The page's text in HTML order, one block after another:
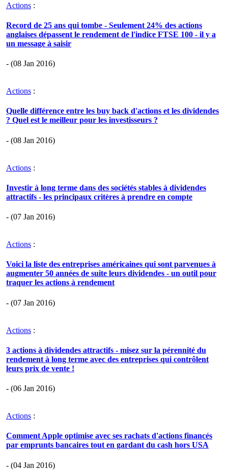
Actions :
Record de 25 ans qui tombe - Seulement 24% des actions
anglaises dépassent le rendement de l'indice FTSE 100 - il y a
un message à saisir
- (08 Jan 2016)
Actions :
Quelle différence entre les buy back d'actions et les dividendes
? Quel est le meilleur pour les investisseurs ?
- (08 Jan 2016)
Actions :
Investir à long terme dans des sociétés stables à dividendes
attractifs - les principaux critères à prendre en compte
- (07 Jan 2016)
Actions :
Voici la liste des entreprises américaines qui sont parvenues à
augmenter 50 années de suite leurs dividendes - un outil pour
traquer les actions à rendement
- (07 Jan 2016)
Actions :
3 actions à dividendes attractifs - misez sur la pérennité du
rendement à long terme avec des entreprises qui contrôlent
leurs prix de vente !
- (06 Jan 2016)
Actions :
Comment Apple optimise avec ses rachats d'actions financés
par emprunts bancaires tout en gardant du cash hors USA
- (04 Jan 2016)